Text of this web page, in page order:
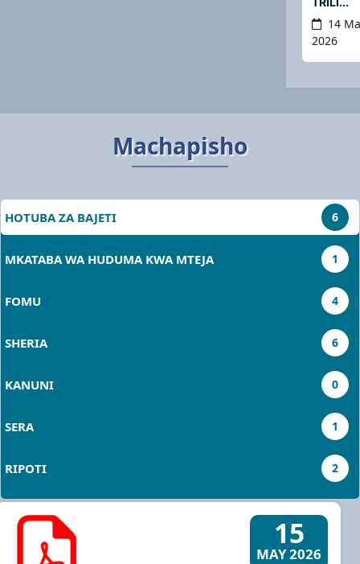
14
2026
Machapisho
HOTUBA ZA BAJETI 6
MKATABA WA HUDUMA KWA MTEJA 1
FOMU 4
SHERIA 6
KANUNI 0
SERA 1
RIPOTI 2
15
MAY 2026